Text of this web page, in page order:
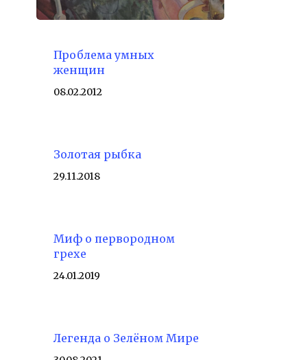
Проблема умных
женщин
08.02.2012
Золотая рыбка
29.11.2018
Миф о первородном
грехе
24.01.2019
Легенда о Зелёном Мире